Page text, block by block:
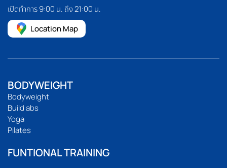
เปิดทำการ 9:00 น. ถึง 21:00 น.
Location Map
BODYWEIGHT
Bodyweight
Build abs
Yoga
Pilates
FUNTIONAL TRAINING